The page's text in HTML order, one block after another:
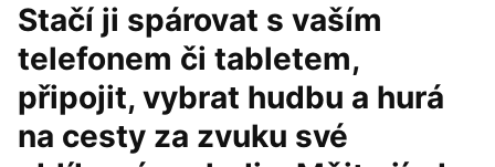
Stačí ji spárovat s vaším
telefonem či tabletem,
připojit, vybrat hudbu a hurá
na cesty za zvuku své